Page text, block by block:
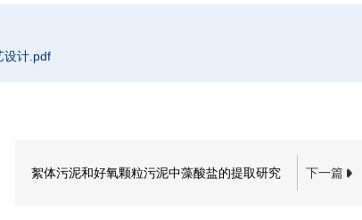
设计.pdf
下一篇
絮体污泥和好氧颗粒污泥中藻酸盐的提取研究